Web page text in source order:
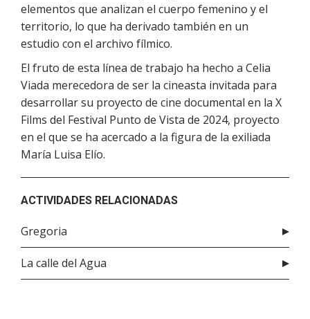
elementos que analizan el cuerpo femenino y el
territorio, lo que ha derivado también en un
estudio con el archivo fílmico.
El fruto de esta línea de trabajo ha hecho a Celia
Viada merecedora de ser la cineasta invitada para
desarrollar su proyecto de cine documental en la X
Films del Festival Punto de Vista de 2024, proyecto
en el que se ha acercado a la figura de la exiliada
María Luisa Elío.
ACTIVIDADES RELACIONADAS
Gregoria
La calle del Agua